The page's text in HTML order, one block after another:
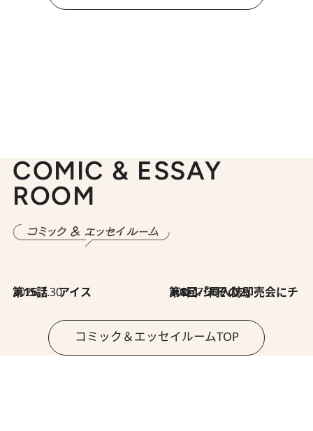
COMIC & ESSAY
ROOM
2026.7.30
第15話 アイス 2026.7.30
第8回「同人誌即売会にチャレンジ その2」
コミック＆エッセイルームTOP